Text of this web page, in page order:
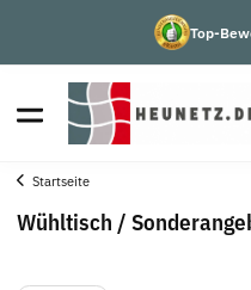
Top-
Startseite
Wühltisch /